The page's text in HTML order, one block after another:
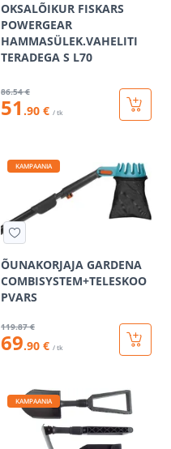
OKSALÕIKUR FISKARS
POWERGEAR
HAMMASÜLEK.VAHELITI
TERADEGA S L70
86.54 €
51 .90 € / tk
KAMPAANIA
ÕUNAKORJAJA GARDENA
COMBISYSTEM+TELESKOO
PVARS
119.87 €
69.90 € / tk
KAMPAANIA